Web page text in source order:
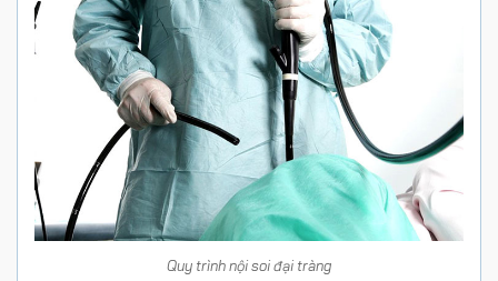
Quy trình nội soi đại tràng